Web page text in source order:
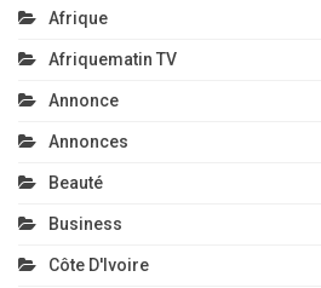
Afrique
Afriquematin TV
Annonce
Annonces
Beauté
Business
Côte D'Ivoire